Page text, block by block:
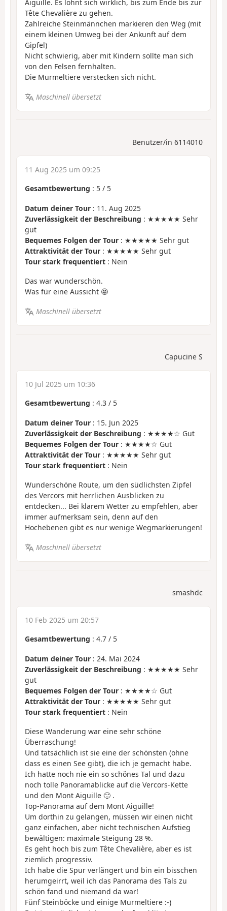
Aiguille. Es lohnt sich wirklich, bis zum Ende bis zur
Tête Chevalière zu gehen.
Zahlreiche Steinmännchen markieren den Weg (mit
einem kleinen Umweg bei der Ankunft auf dem
Gipfel)
Nicht schwierig, aber mit Kindern sollte man sich
von den Felsen fernhalten.
Die Murmeltiere verstecken sich nicht.
Maschinell übersetzt
Benutzer/in 6114010
11 Aug 2025 um 09:25
Gesamtbewertung : 5 / 5
Datum deiner Tour : 11. Aug 2025
Zuverlässigkeit der Beschreibung : ★★★★★ Sehr
gut
Bequemes Folgen der Tour : ★★★★★ Sehr gut
Attraktivität der Tour : ★★★★★ Sehr gut
Tour stark frequentiert : Nein
Das war wunderschön.
Was für eine Aussicht 🤩
Maschinell übersetzt
Capucine S
10 Jul 2025 um 10:36
Gesamtbewertung : 4.3 / 5
Datum deiner Tour : 15. Jun 2025
Zuverlässigkeit der Beschreibung : ★★★★☆ Gut
Bequemes Folgen der Tour : ★★★★☆ Gut
Attraktivität der Tour : ★★★★★ Sehr gut
Tour stark frequentiert : Nein
Wunderschöne Route, um den südlichsten Zipfel
des Vercors mit herrlichen Ausblicken zu
entdecken... Bei klarem Wetter zu empfehlen, aber
immer aufmerksam sein, denn auf den
Hochebenen gibt es nur wenige Wegmarkierungen!
Maschinell übersetzt
smashdc
10 Feb 2025 um 20:57
Gesamtbewertung : 4.7 / 5
Datum deiner Tour : 24. Mai 2024
Zuverlässigkeit der Beschreibung : ★★★★★ Sehr
gut
Bequemes Folgen der Tour : ★★★★☆ Gut
Attraktivität der Tour : ★★★★★ Sehr gut
Tour stark frequentiert : Nein
Diese Wanderung war eine sehr schöne
Überraschung!
Und tatsächlich ist sie eine der schönsten (ohne
dass es einen See gibt), die ich je gemacht habe.
Ich hatte noch nie ein so schönes Tal und dazu
noch tolle Panoramablicke auf die Vercors-Kette
und den Mont Aiguille 🙂 .
Top-Panorama auf dem Mont Aiguille!
Um dorthin zu gelangen, müssen wir einen nicht
ganz einfachen, aber nicht technischen Aufstieg
bewältigen: maximale Steigung 28 %.
Es geht hoch bis zum Tête Chevalière, aber es ist
ziemlich progressiv.
Ich habe die Spur verlängert und bin ein bisschen
herumgeirrt, weil ich das Panorama des Tals zu
schön fand und niemand da war!
Fünf Steinböcke und einige Murmeltiere :-)